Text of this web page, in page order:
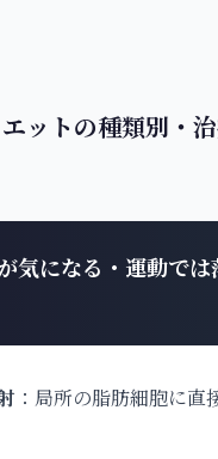
ットの種類別・
気になる・運動では
： 局所の脂肪細胞に直